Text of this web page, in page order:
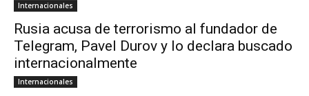
Internacionales
Rusia acusa de terrorismo al fundador de
Telegram, Pavel Durov y lo declara buscado
internacionalmente
Internacionales